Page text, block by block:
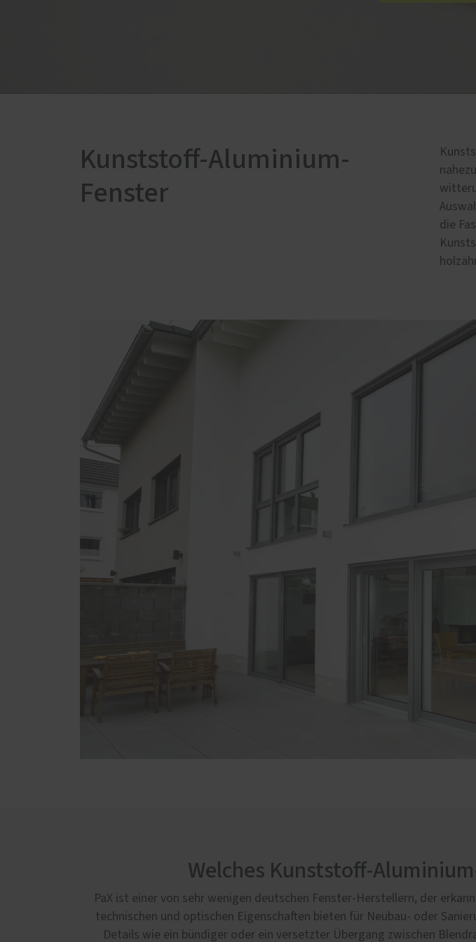
Kunststoff-Aluminium-
Fenster
die
Welches Kunststoff-
PaX ist einer von sehr wenigen deutschen Fenster-Herstellern, der
technischen und optischen Eigenschaften bieten für Neubau- oder
Details wie ein bündiger oder ein versetzter Übergang zwischen